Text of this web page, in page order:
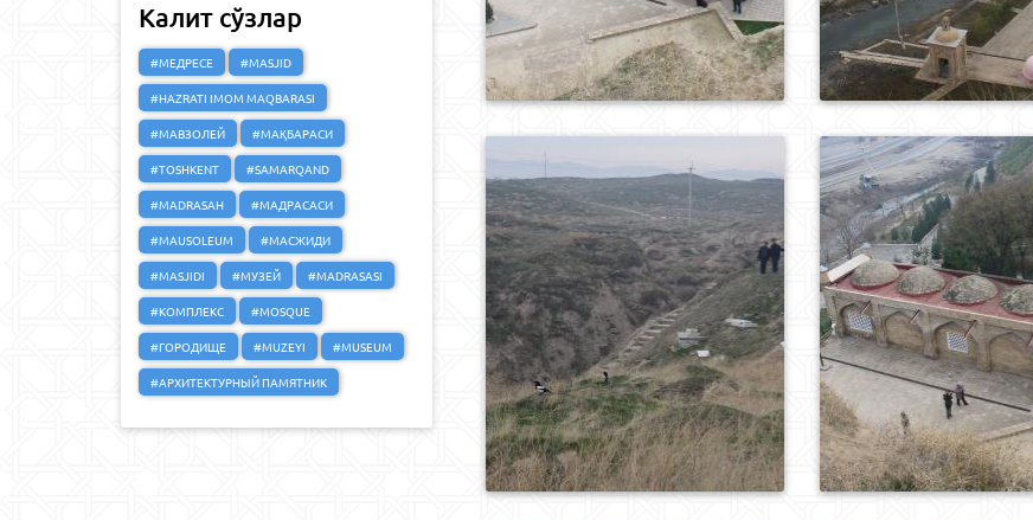
Калит сўзлар
#МЕДРЕСЕ
#MASJID
#HAZRATI IMOM MAQBARASI
#МАВЗОЛЕЙ
#МАҚБАРАСИ
#TOSHKENT
#SAMARQAND
#MADRASAH
#МАДРАСАСИ
#MAUSOLEUM
#МАСЖИДИ
#MASJIDI
#МУЗЕЙ
#MADRASASI
#КОМПЛЕКС
#MOSQUE
#ГОРОДИЩЕ
#MUZEYI
#MUSEUM
#АРХИТЕКТУРНЫЙ ПАМЯТНИК
0 395 0 161